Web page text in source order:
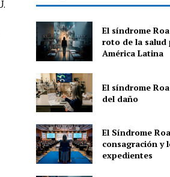
El síndrome
roto de la salud
América Latina
El síndrome
del daño
El Síndrome
consagración y
expedientes